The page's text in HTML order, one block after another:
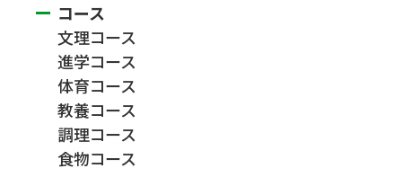
コース
文理コース
進学コース
体育コース
教養コース
調理コース
食物コース